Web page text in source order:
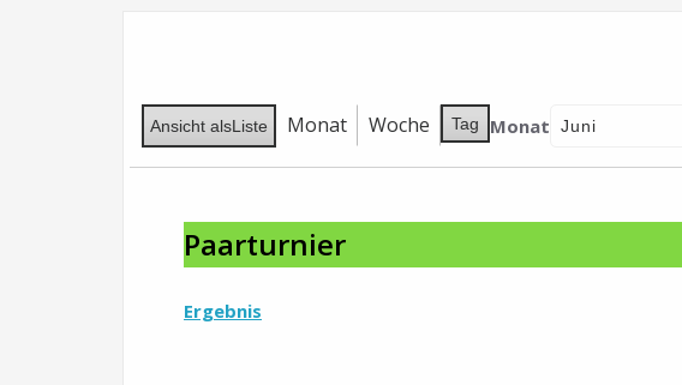
Ansicht alsListe Monat Woche Tag Monat
Paarturnier
Ergebnis